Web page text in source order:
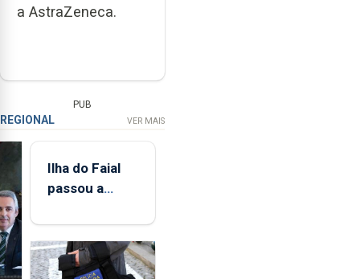
a AstraZeneca.
PUB
REGIONAL VER MAIS
Ilha do Faial
passou a
de
monitorização
de infrassons